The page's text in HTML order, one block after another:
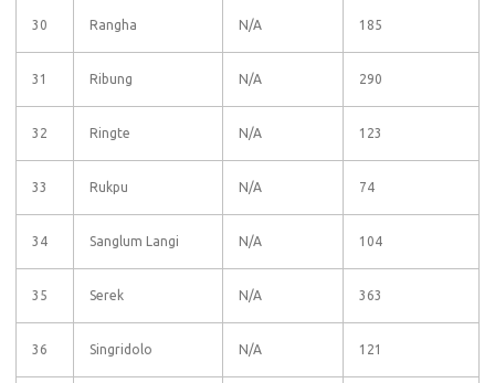
30 Rangha N/A 185
31 Ribung N/A 290
32 Ringte N/A 123
33 Rukpu N/A 74
34 Sanglum Langi N/A 104
35 Serek N/A 363
36 Singridolo N/A 121